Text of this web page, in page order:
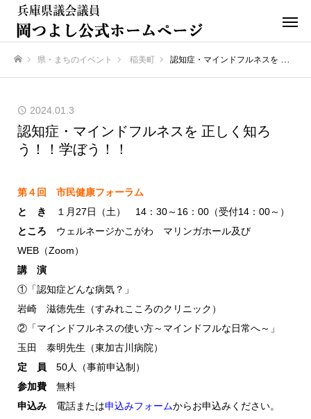
県・まちのイベント 稲美町 認知症・マインドフルネスを 正しく知ろう！！学ぼう！！
2024.01.3
認知症・マインドフルネスを 正しく知ろ
う！！学ぼう！！
第４回 市民健康フォーラム
と き
１月27日（土） 14：30～16：00（受付14：00～）
ところ ウェルネージかこがわ マリンガホール及び
WEB（Zoom）
講 演
①「認知症どんな病気？」
岩崎 滋徳先生（すみれこころのクリニック）
②「マインドフルネスの使い方～マインドフルな日常へ～」
玉田 泰明先生（東加古川病院）
定 員 50人（事前申込制）
参加費 無料
申込み 電話または申込みフォームからお申込みください。